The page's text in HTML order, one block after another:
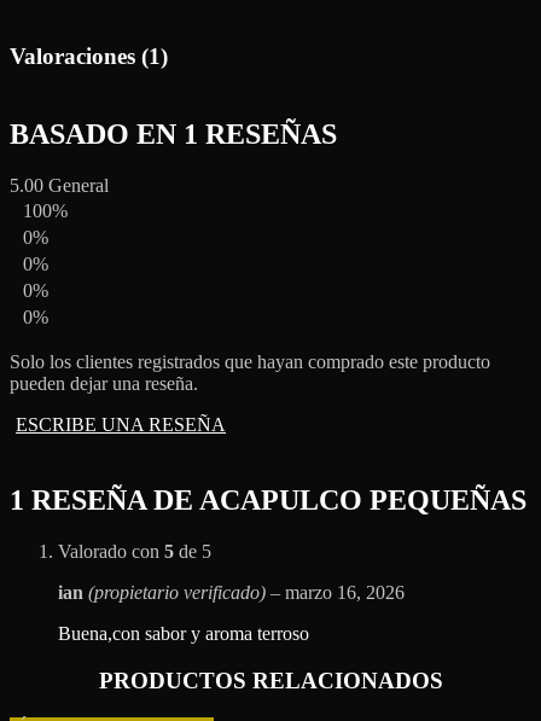
Valoraciones (1)
BASADO EN 1 RESEÑAS
5.00 General
100%
0%
0%
0%
0%
Solo los clientes registrados que hayan comprado este producto
pueden dejar una reseña.
ESCRIBE UNA RESEÑA
1 RESEÑA DE ACAPULCO PEQUEÑAS
Valorado con 5 de 5
ian (propietario verificado) – marzo 16, 2026
Buena,con sabor y aroma terroso
PRODUCTOS RELACIONADOS